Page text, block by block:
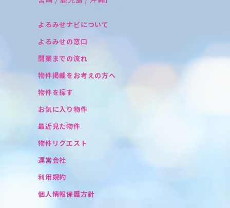
よるみせナビについて
よるみせの窓口
開業までの流れ
物件掲載をお考えの方へ
物件を探す
お気に入り物件
最近見た物件
物件リクエスト
運営会社
利用規約
個人情報保護方針